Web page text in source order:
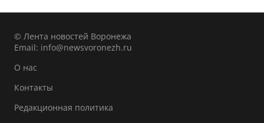
© Лента новостей Воронежа
Email: info@newsvoronezh.ru
О нас
Контакты
Редакционная политика